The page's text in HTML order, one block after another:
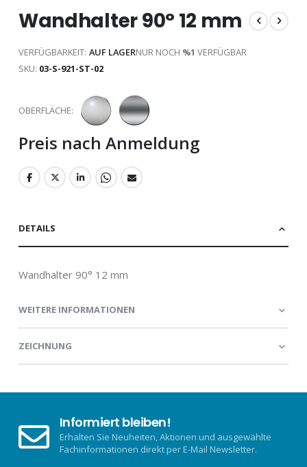
Anfang
der
Bildgalerie
springen
Wandhalter 90° 12 mm
VERFÜGBARKEIT: AUF LAGERNUR NOCH %1 VERFÜGBAR
SKU 03-S-921-ST-02
OBERFLÄCHE
Preis nach Anmeldung
DETAILS
Wandhalter 90° 12 mm
WEITERE INFORMATIONEN
ZEICHNUNG
Informiert bleiben!
Erhalten Sie Neuheiten, Aktionen und ausgewählte
Fachinformationen direkt per E-Mail Newsletter.